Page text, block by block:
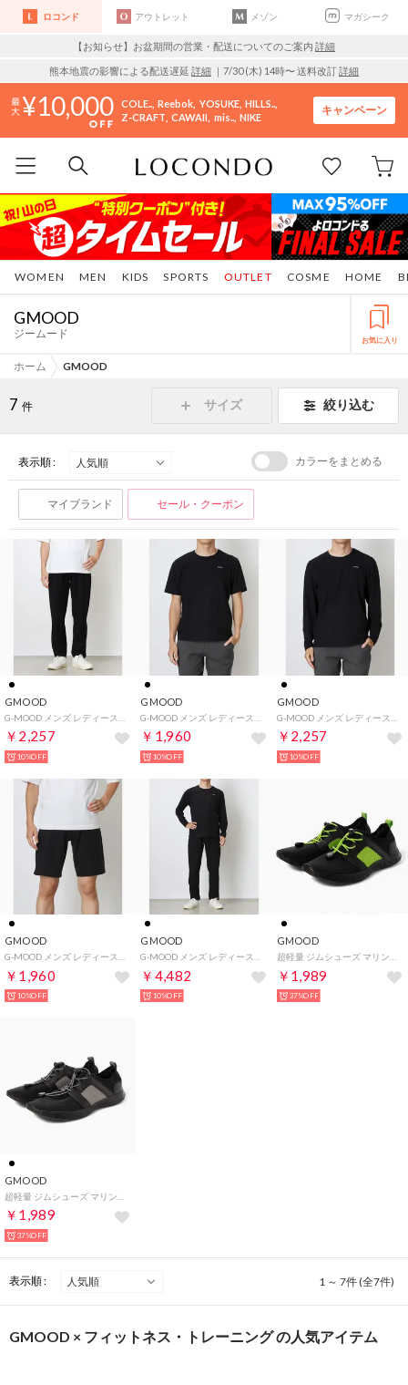
ロコンド アウトレット メゾン マガシーク
【お知らせ】お盆期間の営業・配送についてのご案内 詳細
熊本地震の影響による配送遅延 詳細 ｜7/30 (木) 14時〜 送料改訂詳細
10,000 COLE.. Reebok YOSUKE HILLS..
Z-CRAFT CAWAII mis.. NIKE
キャンペーン
WOMEN MEN KIDS SPORTS COSME HOME
OUTLET
GMOOD
ジームード お気に入り
ホーム GMOOD
7 件 サイズ 絞り込む
表示順 : カラーをまとめる
マイブランド セール・クーポン
GMOOD
￥2,257
10%OFF
GMOOD
￥1,960
10%OFF
GMOOD
￥2,257
10%OFF
GMOOD
￥1,960
10%OFF
GMOOD
￥4,482
10%OFF
GMOOD
￥1,989
37%OFF
GMOOD
￥1,989
37%OFF
表示順 : 1 ～ 7件 (全7件)
GMOOD × フィットネス・トレーニング の人気アイテム